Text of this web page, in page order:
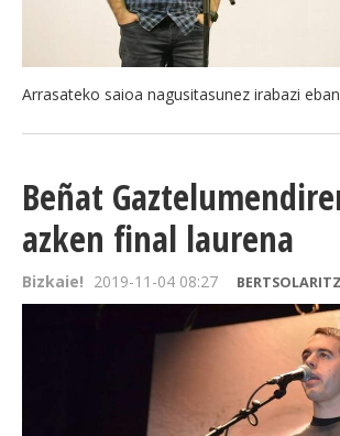
Arrasateko saioa nagusitasunez irabazi
Beñat
azken final laurena
Bizkaie! 2019-11-04 08:27